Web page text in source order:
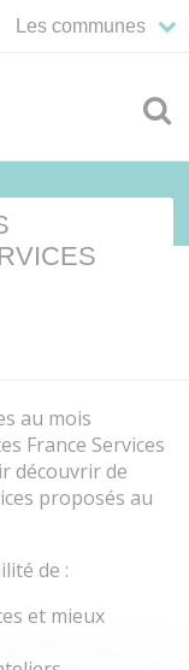
Les communes

au mois
France Services
découvrir de
proposés au
de :
et mieux